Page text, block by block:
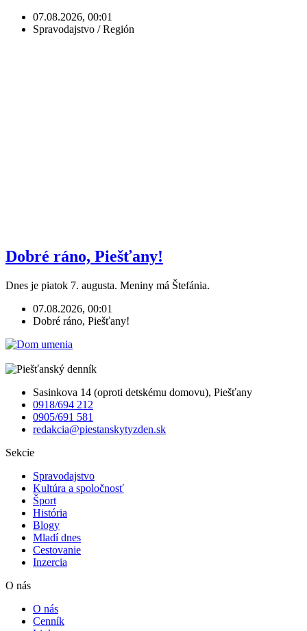
07.08.2026, 00:01
Spravodajstvo / Región
Dobré ráno, Piešťany!
Dnes je piatok 7. augusta. Meniny má Štefánia.
07.08.2026, 00:01
Dobré ráno, Piešťany!
Sasinkova 14 (oproti detskému domovu), Piešťany
0918/694 212
0905/691 581
redakcia@piestanskytyzden.sk
Sekcie
Spravodajstvo
Kultúra a spoločnosť
Šport
História
Blogy
Mladí dnes
Cestovanie
Inzercia
O nás
O nás
Cenník